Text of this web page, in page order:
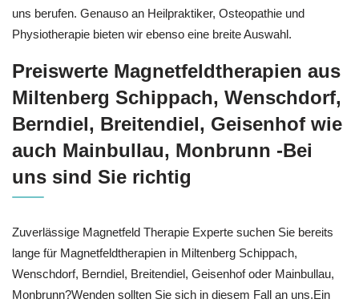
uns berufen. Genauso an Heilpraktiker, Osteopathie und
Physiotherapie bieten wir ebenso eine breite Auswahl.
Preiswerte Magnetfeldtherapien aus
Miltenberg Schippach, Wenschdorf,
Berndiel, Breitendiel, Geisenhof wie
auch Mainbullau, Monbrunn -Bei
uns sind Sie richtig
Zuverlässige Magnetfeld Therapie Experte suchen Sie bereits
lange für Magnetfeldtherapien in Miltenberg Schippach,
Wenschdorf, Berndiel, Breitendiel, Geisenhof oder Mainbullau,
Monbrunn?Wenden sollten Sie sich in diesem Fall an uns.Ein